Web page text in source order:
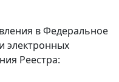
в Федеральное
электронных
Реестра: